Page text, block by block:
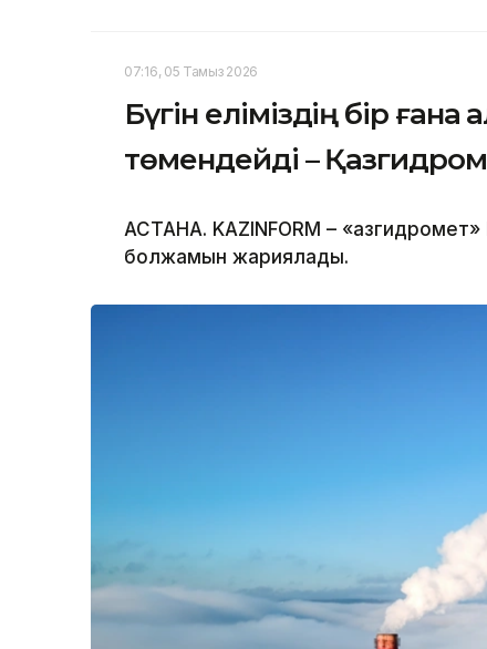
07:16, 05 Тамыз 2026
Бүгін еліміздің бір ғана
төмендейді –
АСТАНА. KAZINFORM –
болжамын жариялады.